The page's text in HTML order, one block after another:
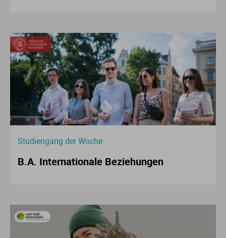
Studiengang der Woche
B.A. Internationale Beziehungen